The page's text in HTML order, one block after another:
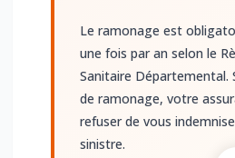
Le ramonage est
une fois par an selon le
Sanitaire Départemental.
de ramonage, votre
refuser de vous
sinistre.